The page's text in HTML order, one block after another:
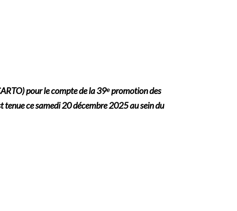
pour le compte de la 39ᵉ promotion des
tenue ce samedi 20 décembre 2025 au sein du